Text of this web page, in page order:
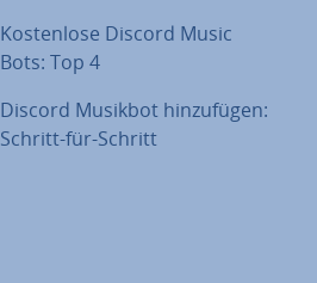
Kos­ten­lo­se Discord Music
Bots: Top 4
Discord Musikbot hin­zu­fü­gen:
Schritt-für-Schritt